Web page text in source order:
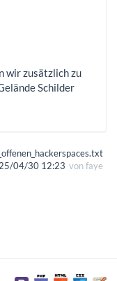
wir zusätzlich zu
Schilder
04/30 12:23 vonfaye